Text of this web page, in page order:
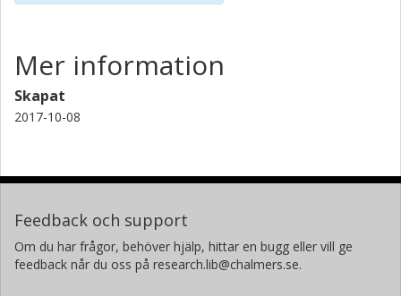
Mer information
Skapat
2017-10-08
Feedback och support
Om du har frågor, behöver hjälp, hittar en bugg eller vill ge
feedback når du oss på research.lib@chalmers.se.